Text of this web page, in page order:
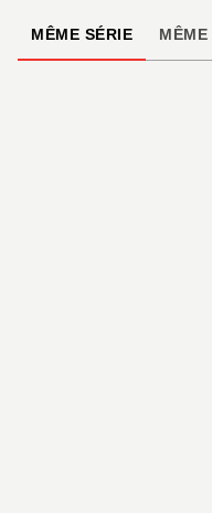
MÊME SÉRIE